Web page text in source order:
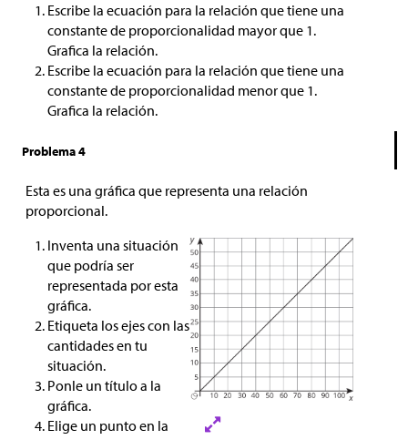
Escribe la ecuación para la relación que tiene una
constante de proporcionalidad mayor que 1.
Grafica la relación.
Escribe la ecuación para la relación que tiene una
constante de proporcionalidad menor que 1.
Grafica la relación.
Problema 4
Esta es una gráfica que representa una relación
proporcional.
Inventa una situación
que podría ser
representada por esta
gráfica.
Etiqueta los ejes con las
cantidades en tu
situación.
Ponle un título a la
gráfica.
Elige un punto en la